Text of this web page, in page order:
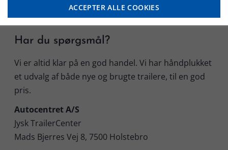
Har du spørgsmål?
Vi er altid klar på en god handel. Vi har håndplukket
et udvalg af både nye og brugte trailere, til en god
pris.
Autocentret A/S
Jysk TrailerCenter
Mads Bjerres Vej 8, 7500 Holstebro
ACCEPTER ALLE COOKIES